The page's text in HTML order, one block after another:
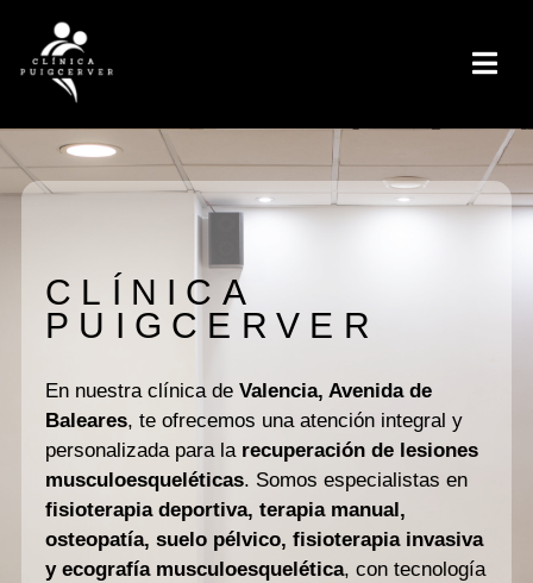
CLÍNICA
PUIGCERVER
En nuestra clínica de Valencia, Avenida de
Baleares, te ofrecemos una atención integral y
personalizada para la recuperación de lesiones
musculoesqueléticas. Somos especialistas en
fisioterapia deportiva, terapia manual,
osteopatía, suelo pélvico, fisioterapia invasiva
y ecografía musculoesquelética, con tecnología